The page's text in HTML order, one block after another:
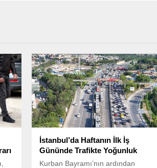
İstanbul’da Haftanın İlk İş
Gününde Trafikte Yoğunluk
Kurban Bayramı’nın ardından